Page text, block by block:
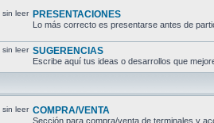
PRESENTACIONES
Lo más correcto es presentarse antes de
SUGERENCIAS
Escribe aquí tus ideas o desarrollos que
COMPRA/VENTA
Sección para compra/venta de terminales y